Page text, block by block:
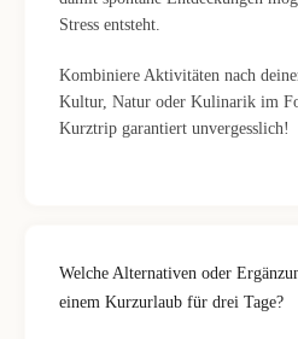
Stress entsteht.
Kombiniere Aktivitäten nach
Kultur, Natur oder Kulinarik im
Kurztrip garantiert unvergesslich!
Welche Alternativen oder
einem Kurzurlaub für drei Tage?